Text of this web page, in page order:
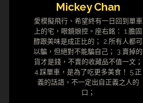
Mickey Chan
愛模擬飛行、希望終有一日回到單車
上的宅，眼鏡娘控。座右銘： 1.膽固
醇跟美味是成正比的； 2.所有人都可
以騙，但絕對不能騙自己； 3.賣掉的
貨才是錢，不賣的收藏品不值一文；
4.踩單車，是為了吃更多美食！ 5.正
義的話語，不一定出自正義之人的
口；